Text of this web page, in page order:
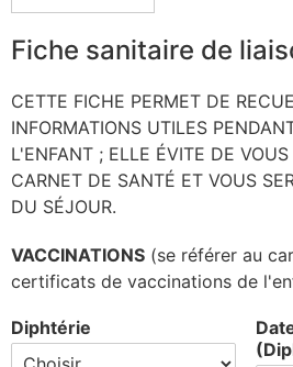
Fiche sanitaire de
CETTE FICHE PERMET DE
INFORMATIONS UTILES
L'ENFANT ; ELLE ÉVITE DE
CARNET DE SANTÉ ET VOUS
DU SÉJOUR.
VACCINATIONS (se référer au
certificats de vaccinations de
Diphtérie